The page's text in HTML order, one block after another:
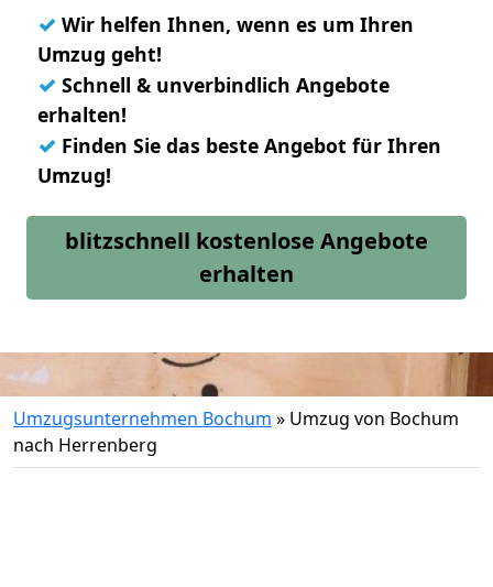
✓ Wir helfen Ihnen, wenn es um Ihren
Umzug geht!
✓ Schnell & unverbindlich Angebote
erhalten!
✓ Finden Sie das beste Angebot für Ihren
Umzug!
blitzschnell kostenlose Angebote
erhalten
Umzugsunternehmen Bochum » Umzug von Bochum
nach Herrenberg